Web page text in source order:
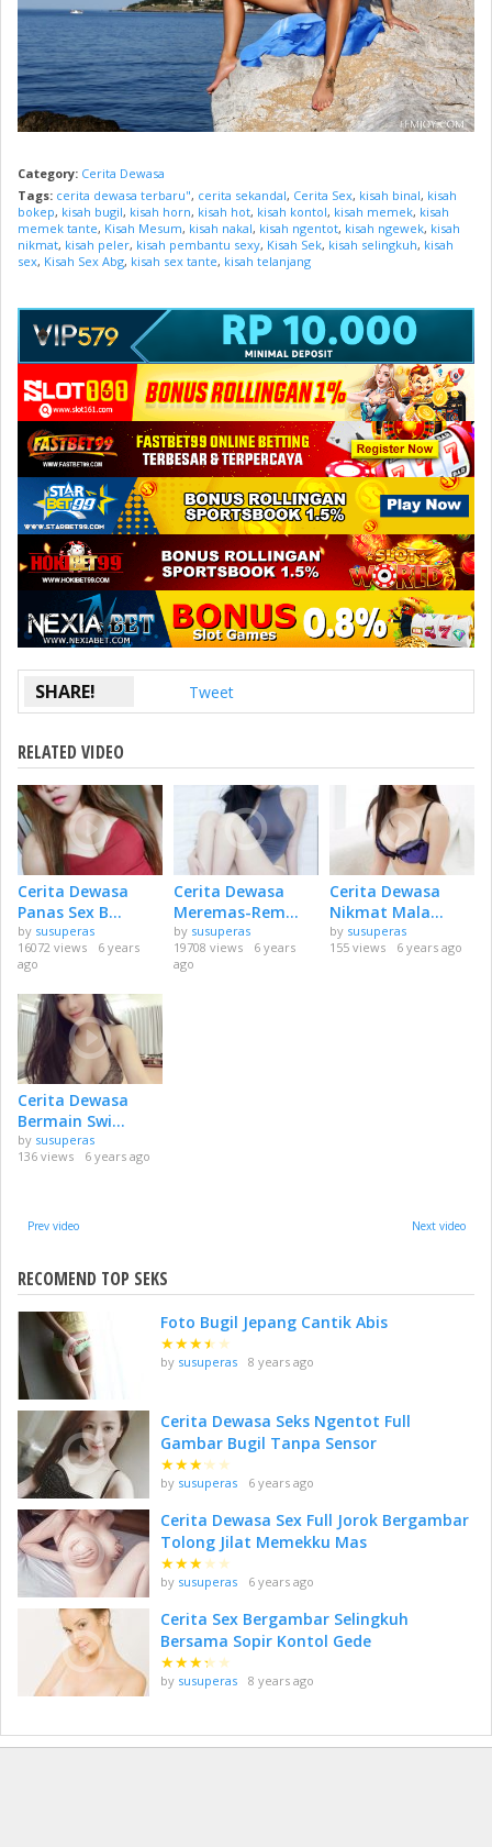
Category: Cerita Dewasa
Tags: cerita dewasa terbaru", cerita sekandal, Cerita Sex, kisah binal, kisah
bokep, kisah bugil, kisah horn, kisah hot, kisah kontol, kisah memek, kisah
memek tante, Kisah Mesum, kisah nakal, kisah ngentot, kisah ngewek, kisah
nikmat, kisah peler, kisah pembantu sexy, Kisah Sek, kisah selingkuh, kisah
sex, Kisah Sex Abg, kisah sex tante, kisah telanjang
SHARE! Tweet
RELATED VIDEO
Cerita Dewasa
Panas Sex B...
by susuperas
16072 views
6 years
ago
Cerita Dewasa
Meremas-Rem...
by susuperas
19708 views
6 years
ago
Cerita Dewasa
Nikmat Mala...
by susuperas
155 views
6 years ago
Cerita Dewasa
Bermain Swi...
by susuperas
136 views
6 years ago
Prev video Next video
RECOMEND TOP SEKS
Foto Bugil Jepang Cantik Abis
★★★★ ★
by susuperas 8 years ago
Cerita Dewasa Seks Ngentot Full
Gambar Bugil Tanpa Sensor
★★★★ ★
by susuperas 6 years ago
Cerita Dewasa Sex Full Jorok Bergambar
Tolong Jilat Memekku Mas
★★★★ ★
by susuperas 6 years ago
Cerita Sex Bergambar Selingkuh
Bersama Sopir Kontol Gede
★★★★ ★
by susuperas 8 years ago